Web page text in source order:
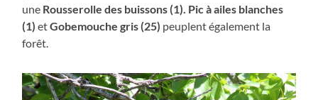
une Rousserolle des buissons (1). Pic à ailes blanches
(1)etGobemouche gris (25) peuplent également la
forêt.